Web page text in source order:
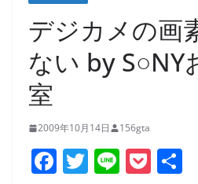
デジカメの画
ない by S○NY
室
2009年10月14日 156gta
F T Li P